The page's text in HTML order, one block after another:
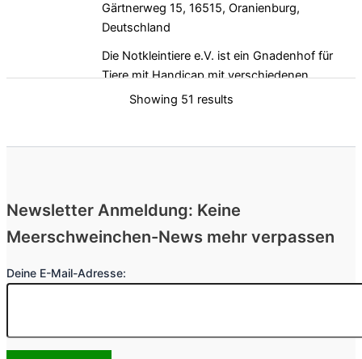
Gärtnerweg 15, 16515, Oranienburg,
Deutschland
Die Notkleintiere e.V. ist ein Gnadenhof für
Tiere mit Handicap mit verschiedenen
Pflegestellen.
Meerschweinchen-Nothilfe Hamburg
Die Meerschweinchen-Nothilfe Hamburg e.V.
ist ein Verein der in Not geratene Tiere
24149, Kiel, Deutschland
Showing 51 results
Newsletter Anmeldung: Keine
Meerschweinchen-News mehr verpassen
Deine E-Mail-Adresse: